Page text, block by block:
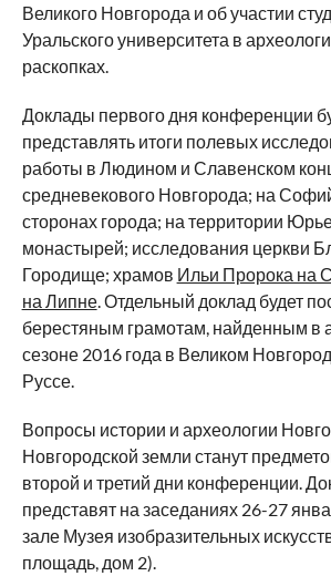
Великого Новгорода и об участии
Уральского университета в
раскопках.
Доклады первого дня конференции
представлять итоги полевых
работы в Людином и Славенском
средневекового Новгорода; на
сторонах города; на территории
монастырей; исследования церкви
Городище; храмов Ильи Пророка на
на Липне. Отдельный доклад будет
берестяным грамотам, найденным в
сезоне 2016 года в Великом
Руссе.
Вопросы истории и археологии
Новгородской земли станут
второй и третий дни конференции.
представят на заседаниях 26-27
зале Музея изобразительных
площадь, дом 2).